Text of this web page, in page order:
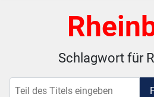
Schlagwort für